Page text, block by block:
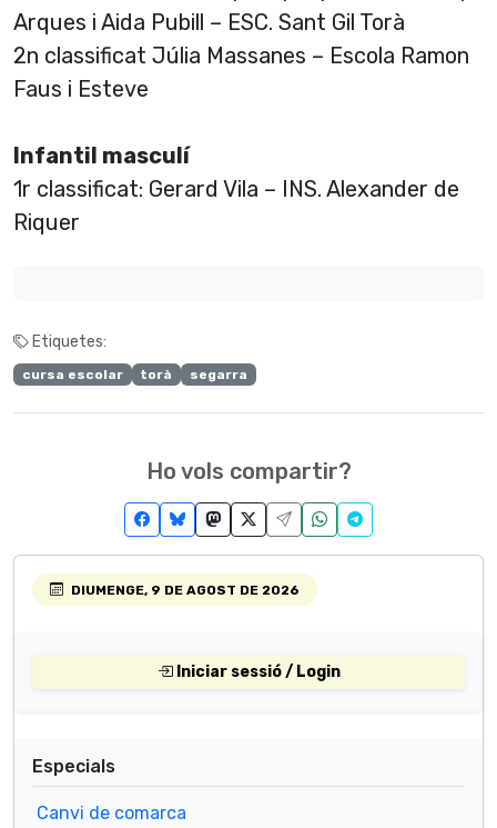
Arques i Aida Pubill – ESC. Sant Gil Torà
2n classificat Júlia Massanes – Escola Ramon
Faus i Esteve
Infantil masculí
1r classificat: Gerard Vila – INS. Alexander de
Riquer
Etiquetes:
cursa escolar torà segarra
Ho vols compartir?
DIUMENGE, 9 DE AGOST DE 2026
Iniciar sessió / Login
Especials
Canvi de comarca